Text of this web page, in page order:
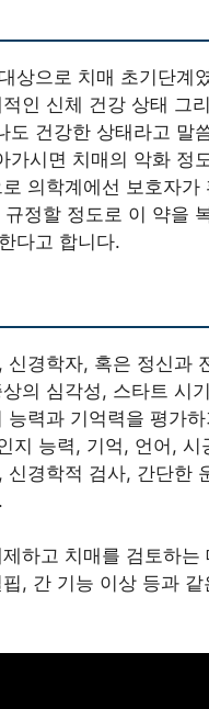
상으로 치매 초기단계
인 신체 건강 상태 그
건강한 상태라고 말
시면 치매의 악화 정
의학계에선 보호자가
정할 정도로 이 약을
다고 합니다.
경학자, 혹은 정신과
의 심각성, 스타트 시
력과 기억력을 평가
지 능력, 기억, 언어, 시
경학적 검사, 간단한
하고 치매를 검토하
, 간 기능 이상 등과